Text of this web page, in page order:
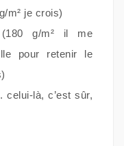
m² je crois)
(180 g/m² il me
pour retenir le
celui-là, c’est sûr,